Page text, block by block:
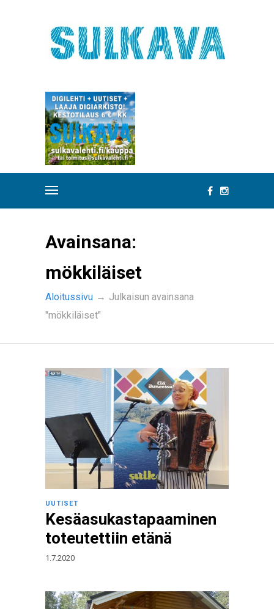
Avainsana:
mökkiläiset
Aloitussivu → Julkaisun avainsana
"mökkiläiset"
UUTISET
Kesäasukastapaaminen
toteutettiin etänä
1.7.2020